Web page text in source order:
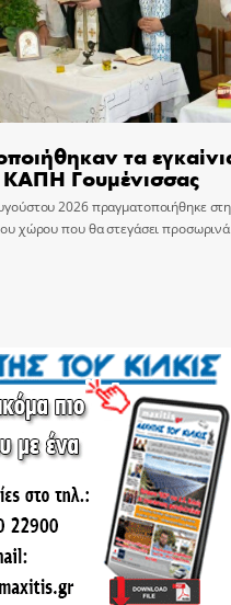
τα
ΚΑΠΗ Γουμένισσας
2026 πραγματοποιήθηκε
χώρου που θα στεγάσει προσωρινά